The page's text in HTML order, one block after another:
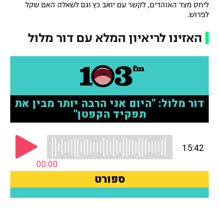
תנאי שימוש
רשיון להקרנה פומבית לבית עסק
לוח דרושים – ג'ובנט
תגיות
המגזין
ספורט אתגרי ואקסטרים
אומנויות לחימה
גיימינג E-Sports
ליחס מצד האוהדים, לקשר עם יואב כץ וגם לשאלה האם שקל
לפרוש.
האזינו לריאיון המלא עם דור מלול